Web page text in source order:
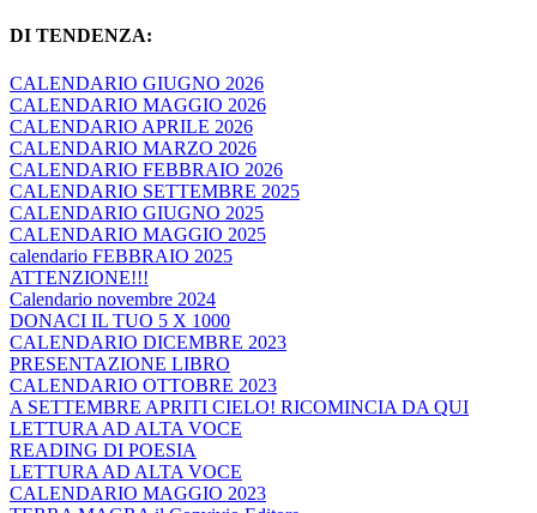
DI TENDENZA:
CALENDARIO GIUGNO 2026
CALENDARIO MAGGIO 2026
CALENDARIO APRILE 2026
CALENDARIO MARZO 2026
CALENDARIO FEBBRAIO 2026
CALENDARIO SETTEMBRE 2025
CALENDARIO GIUGNO 2025
CALENDARIO MAGGIO 2025
calendario FEBBRAIO 2025
ATTENZIONE!!!
Calendario novembre 2024
DONACI IL TUO 5 X 1000
CALENDARIO DICEMBRE 2023
PRESENTAZIONE LIBRO
CALENDARIO OTTOBRE 2023
A SETTEMBRE APRITI CIELO! RICOMINCIA DA QUI
LETTURA AD ALTA VOCE
READING DI POESIA
LETTURA AD ALTA VOCE
CALENDARIO MAGGIO 2023